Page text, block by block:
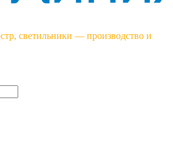
светильники — производство и